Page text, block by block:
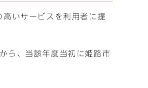
いサービスを利用者に提
ら、当該年度当初に姫路市